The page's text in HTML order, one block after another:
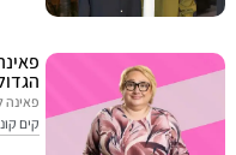
פאינה
הגדול
פאינה
קים קונקשנ'ס